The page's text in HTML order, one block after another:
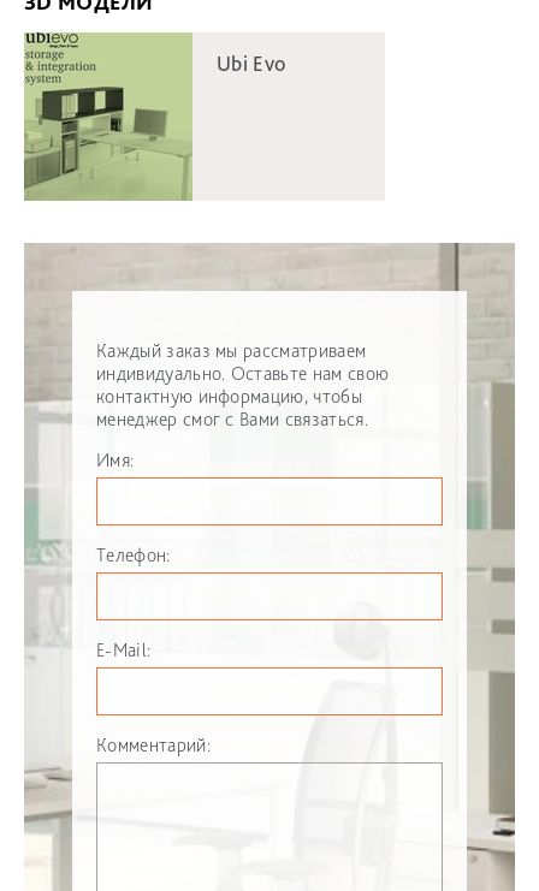
Ubi Evo
Каждый заказ мы рассматриваем
индивидуально. Оставьте нам свою
контактную информацию, чтобы
менеджер смог с Вами связаться.
Имя:
Телефон:
E-Mail:
Комментарий: